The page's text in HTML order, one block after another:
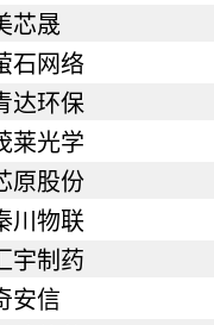
芯晟
石网络
达环保
莱光学
原股份
川物联
宇制药
安信